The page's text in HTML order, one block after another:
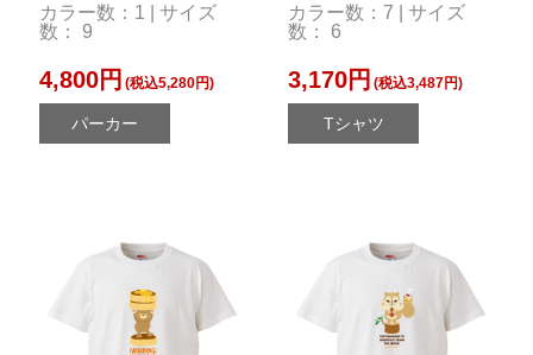
カラー数：1 | サイズ
数： 9
4,800円 (税込5,280円)
パーカー
カラー数：7 | サイズ
数： 6
3,170円 (税込3,487円)
Tシャツ